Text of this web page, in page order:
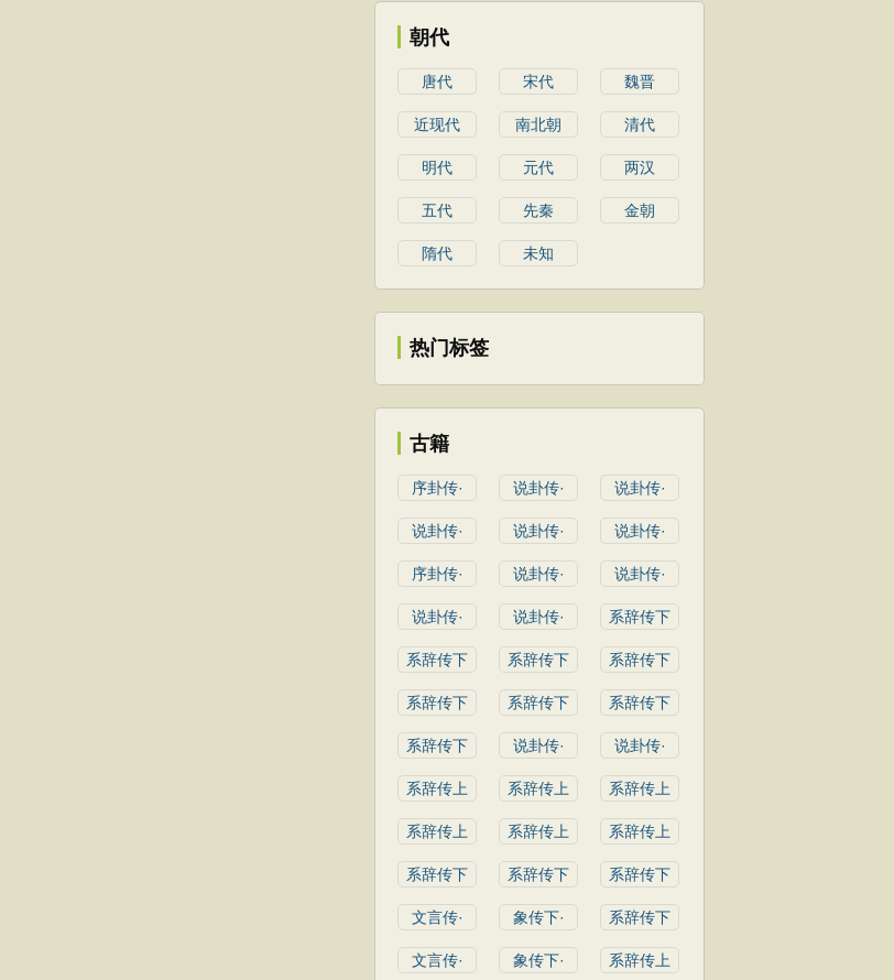
朝代
唐代 宋代 魏晋
近现代 南北朝 清代
明代 元代 两汉
五代 先秦 金朝
隋代 未知
热门标签
古籍
序卦传· 说卦传· 说卦传·
说卦传· 说卦传· 说卦传·
序卦传· 说卦传· 说卦传·
说卦传· 说卦传· 系辞传下
系辞传下 系辞传下 系辞传下
系辞传下 系辞传下 系辞传下
系辞传下 说卦传· 说卦传·
系辞传上 系辞传上 系辞传上
系辞传上 系辞传上 系辞传上
系辞传下 系辞传下 系辞传下
文言传· 象传下· 系辞传下
文言传· 象传下· 系辞传上